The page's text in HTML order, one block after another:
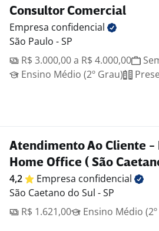
Consultor Comercial
Empresa confidencial
São Paulo - SP
R$ 3.000,00 a R$ 4.000,00
Ensino Médio (2º Grau)
Atendimento Ao Cliente -
Home Office ( São
4,2 Empresa confidencial
São Caetano do Sul - SP
R$ 1.621,00
Ensino Médio